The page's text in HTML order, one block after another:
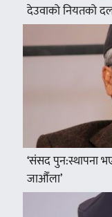
देउवाको नियतको
‘संसद पुन:स्थापना
जाऔँला’